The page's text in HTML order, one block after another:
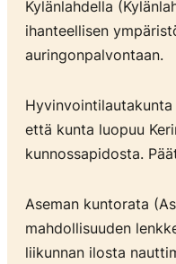
Kylänlahdella
ihanteellisen
auringonpalvontaan.
että kunta luopuu
kunnossapidosta.
Aseman kuntorata
mahdollisuuden
liikunnan ilosta